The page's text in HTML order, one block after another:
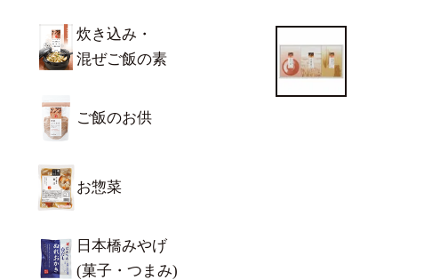
炊き込み・
混ぜご飯の素
ご飯のお供
お惣菜
日本橋みやげ
(菓子・つまみ)